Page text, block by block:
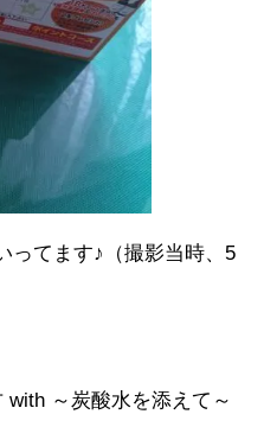
ってます♪（撮影当時、5
～炭酸水を添えて～